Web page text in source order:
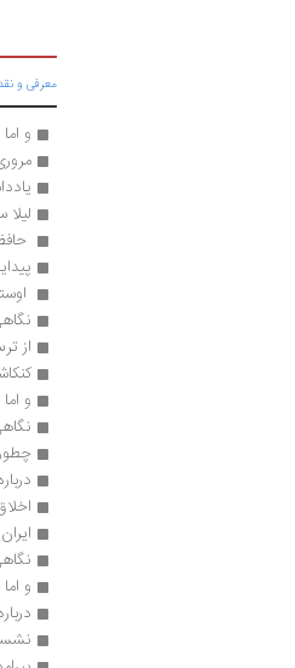
معرفی و
و
از
و
و